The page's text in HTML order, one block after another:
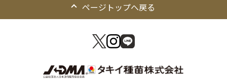
ページトップへ戻る